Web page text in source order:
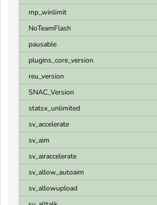
mp_winlimit
NoTeamFlash
pausable
plugins_core_version
reu_version
SNAC_Version
statsx_unlimited
sv_accelerate
sv_aim
sv_airaccelerate
sv_allow_autoaim
sv_allowupload